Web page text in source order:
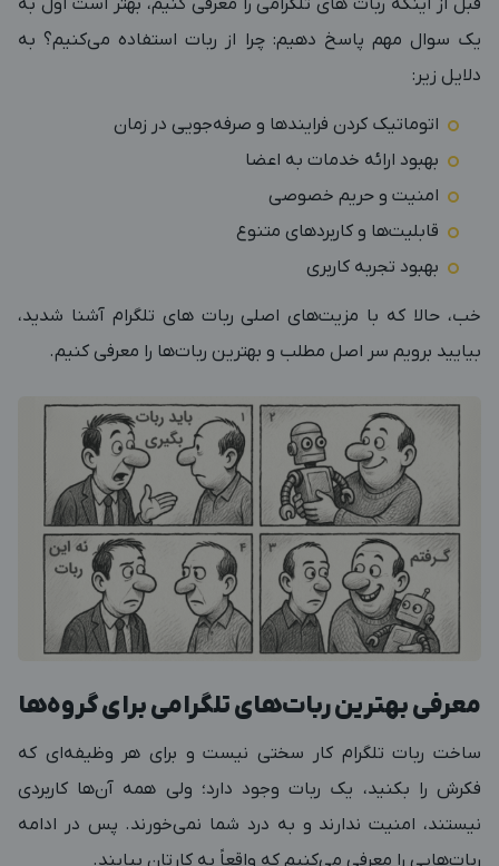
قبل از اینکه ربات های تلگرامی را معرفی کنیم، بهتر است اول به
یک سوال مهم پاسخ دهیم: چرا از ربات استفاده می‌کنیم؟ به
دلایل زیر:
اتوماتیک کردن فرایندها و صرفه‌جویی در زمان
بهبود ارائه خدمات به اعضا
امنیت و حریم خصوصی
قابلیت‌ها و کاربردهای متنوع
بهبود تجربه کاربری
خب، حالا که با مزیت‌های اصلی ربات های تلگرام آشنا شدید،
بیایید برویم سر اصل مطلب و بهترین ربات‌ها را معرفی کنیم.
معرفی بهترین ربات‌های تلگرامی برای گروه‌ها
ساخت ربات تلگرام کار سختی نیست و برای هر وظیفه‌ای که
فکرش را بکنید، یک ربات وجود دارد؛ ولی همه آن‌ها کاربردی
نیستند، امنیت ندارند و به درد شما نمی‌خورند. پس در ادامه
ربات‌هایی را معرفی می‌کنیم که واقعاً به کارتان بیایند.